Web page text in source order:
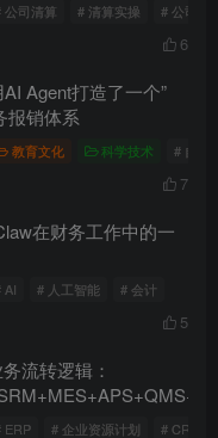
公司清算 # 清算实操 # 公司注
6
Agent打造了一个”
报销体系
教育文化 科学技术 # 自动
7
在财务工作中的一
AI # 人工智能 # 会计
5
流转逻辑：
ERP # 企业资源计划 # CRM